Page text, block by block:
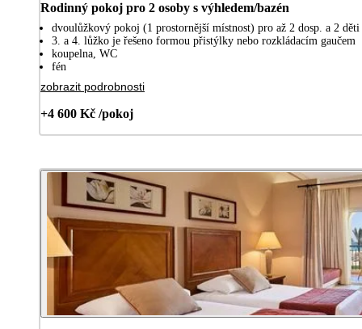
Rodinný pokoj pro 2 osoby s výhledem/bazén
dvoulůžkový pokoj (1 prostornější místnost) pro až 2 dosp. a 2 děti
3. a 4. lůžko je řešeno formou přistýlky nebo rozkládacím gaučem
koupelna, WC
fén
zobrazit podrobnosti
+4 600 Kč /pokoj